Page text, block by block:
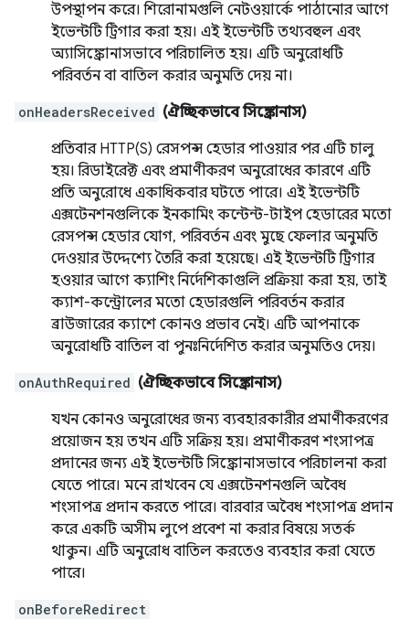
উপস্থাপন করে। শিরোনামগুলি নেটওয়ার্কে পাঠানোর আগে
ইভেন্টটি ট্রিগার করা হয়। এই ইভেন্টটি তথ্যবহুল এবং
অ্যাসিঙ্ক্রোনাসভাবে পরিচালিত হয়। এটি অনুরোধটি
পরিবর্তন বা বাতিল করার অনুমতি দেয় না।
onHeadersReceived (ঐচ্ছিকভাবে সিঙ্ক্রোনাস)
প্রতিবার HTTP(S) রেসপন্স হেডার পাওয়ার পর এটি চালু
হয়। রিডাইরেক্ট এবং প্রমাণীকরণ অনুরোধের কারণে এটি
প্রতি অনুরোধে একাধিকবার ঘটতে পারে। এই ইভেন্টটি
এক্সটেনশনগুলিকে ইনকামিং কন্টেন্ট-টাইপ হেডারের মতো
রেসপন্স হেডার যোগ, পরিবর্তন এবং মুছে ফেলার অনুমতি
দেওয়ার উদ্দেশ্যে তৈরি করা হয়েছে। এই ইভেন্টটি ট্রিগার
হওয়ার আগে ক্যাশিং নির্দেশিকাগুলি প্রক্রিয়া করা হয়, তাই
ক্যাশ-কন্ট্রোলের মতো হেডারগুলি পরিবর্তন করার
ব্রাউজারের ক্যাশে কোনও প্রভাব নেই। এটি আপনাকে
অনুরোধটি বাতিল বা পুনঃনির্দেশিত করার অনুমতিও দেয়।
onAuthRequired (ঐচ্ছিকভাবে সিঙ্ক্রোনাস)
যখন কোনও অনুরোধের জন্য ব্যবহারকারীর প্রমাণীকরণের
প্রয়োজন হয় তখন এটি সক্রিয় হয়। প্রমাণীকরণ শংসাপত্র
প্রদানের জন্য এই ইভেন্টটি সিঙ্ক্রোনাসভাবে পরিচালনা করা
যেতে পারে। মনে রাখবেন যে এক্সটেনশনগুলি অবৈধ
শংসাপত্র প্রদান করতে পারে। বারবার অবৈধ শংসাপত্র প্রদান
করে একটি অসীম লুপে প্রবেশ না করার বিষয়ে সতর্ক
থাকুন। এটি অনুরোধ বাতিল করতেও ব্যবহার করা যেতে
পারে।
onBeforeRedirect